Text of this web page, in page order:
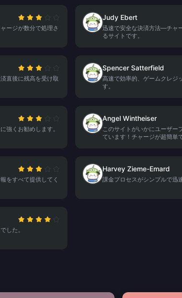
ージが数分で処理さ
Judy Ebert
迅速で安全な決済方法—チャ
るサイトです。
直後に残高を受け取
Spencer Satterfield
高速で効率的、ゲームクレジ
す。
強くお勧めします。
Angel Wintheiser
このサイトがいかにユーザー
ています！チャージが超簡単
をすべて提供してく
Harvey Zieme-Emard
課金プロセスがシンプルで迅
した。